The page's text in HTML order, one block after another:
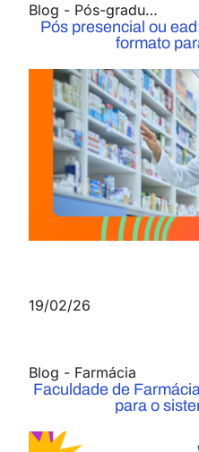
Blog - Pós-graduação
Pós presencial ou
formato
19/02/26
Blog - Farmácia
Faculdade de
para o